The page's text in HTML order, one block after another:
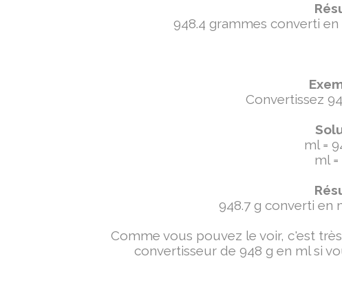
948.4 grammes converti
Convertissez
ml =
ml =
948.7 g converti en
Comme vous pouvez le voir, c'est
convertisseur de 948 g en ml si